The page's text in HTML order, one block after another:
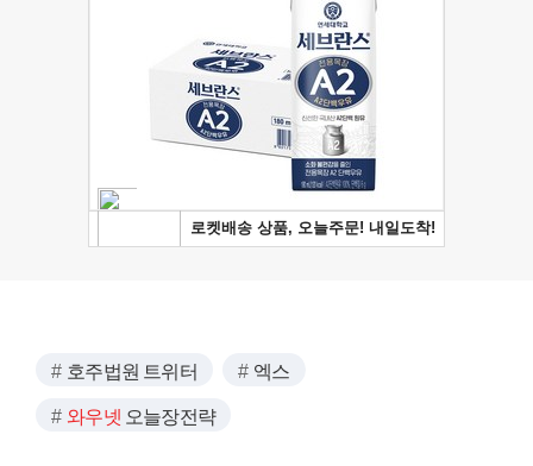
호주법원 트위터 엑스
와우넷 오늘장전략